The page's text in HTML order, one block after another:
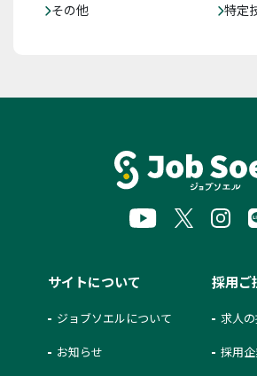
その他
特定
サイトについて
ジョブソエルについて
お知らせ
採用ご
求人
採用